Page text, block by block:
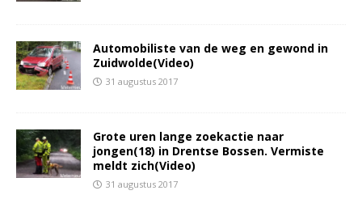
Automobiliste van de weg en gewond in
Zuidwolde(Video)
31 augustus 2017
Grote uren lange zoekactie naar
jongen(18) in Drentse Bossen. Vermiste
meldt zich(Video)
31 augustus 2017